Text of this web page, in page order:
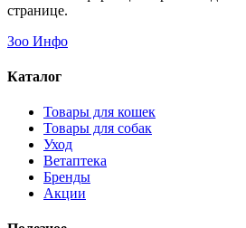
странице.
Зоо Инфо
Каталог
Товары для кошек
Товары для собак
Уход
Ветаптека
Бренды
Акции